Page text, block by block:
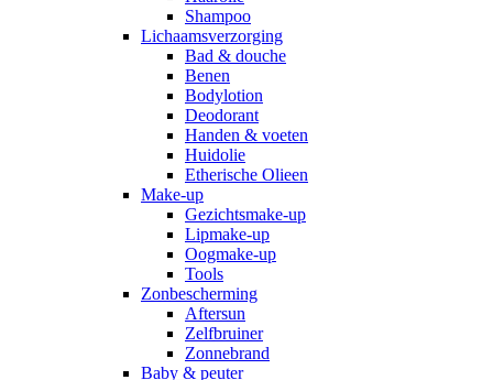
Shampoo
Lichaamsverzorging
Bad & douche
Benen
Bodylotion
Deodorant
Handen & voeten
Huidolie
Etherische Olieen
Make-up
Gezichtsmake-up
Lipmake-up
Oogmake-up
Tools
Zonbescherming
Aftersun
Zelfbruiner
Zonnebrand
Baby & peuter